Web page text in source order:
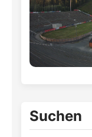
Suchen